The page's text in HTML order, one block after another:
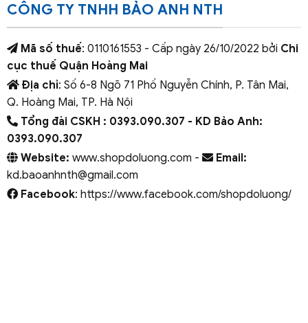
CÔNG TY TNHH BẢO ANH NTH
Mã số thuế: 0110161553 - Cấp ngày 26/10/2022 bởi Chi
cục thuế Quận Hoàng Mai
Địa chỉ: Số 6-8 Ngõ 71 Phố Nguyễn Chính, P. Tân Mai,
Q. Hoàng Mai, TP. Hà Nội
Tổng đài CSKH : 0393.090.307 - KD Bảo Anh:
0393.090.307
Website: www.shopdoluong.com -
Email:
kd.baoanhnth@gmail.com
Facebook: https://www.facebook.com/shopdoluong/